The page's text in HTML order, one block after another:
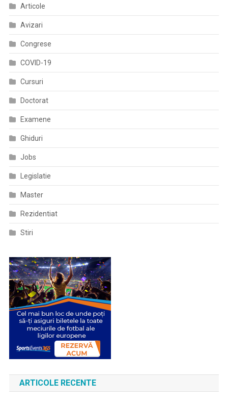
De
Tendinos
Articole
Avizari
Congrese
COVID-19
Cursuri
Doctorat
Examene
Ghiduri
Jobs
Legislatie
Master
Rezidentiat
Stiri
ARTICOLE RECENTE